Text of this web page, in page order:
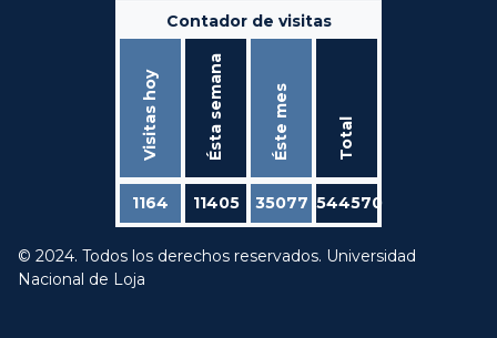
Contador de visitas
Visitas hoy Ésta semana Éste mes Total
1164 11405 35077 544570
© 2024. Todos los derechos reservados. Universidad
Nacional de Loja